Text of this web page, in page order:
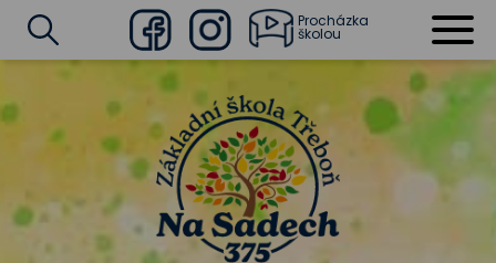
FacebookInstagram
Procházka
školou